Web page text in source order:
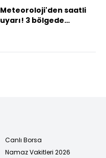
Meteoroloji'den saatli
uyarı! 3 bölgede
Canlı Borsa
Namaz Vakitleri 2026